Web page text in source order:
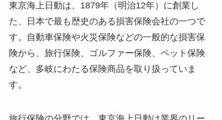
東京海上日動は、1879年（明治12年）に創業し
た、日本で最も歴史のある損害保険会社の一つで
す。自動車保険や火災保険などの一般的な損害保
険から、旅行保険、ゴルファー保険、ペット保険
など、多岐にわたる保険商品を取り扱っていま
す。